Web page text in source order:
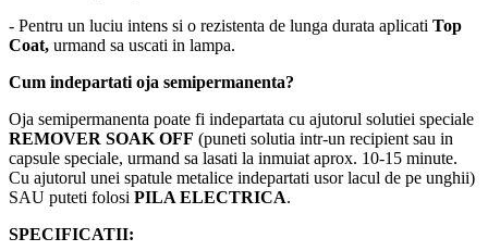
- Pentru un luciu intens si o rezistenta de lunga durata aplicati Top
Coat, urmand sa uscati in lampa.
Cum indepartati oja semipermanenta?
Oja semipermanenta poate fi indepartata cu ajutorul solutiei speciale
REMOVER SOAK OFF (puneti solutia intr-un recipient sau in
capsule speciale, urmand sa lasati la inmuiat aprox. 10-15 minute.
Cu ajutorul unei spatule metalice indepartati usor lacul de pe unghii)
SAU puteti folosi PILA ELECTRICA.
SPECIFICATII: